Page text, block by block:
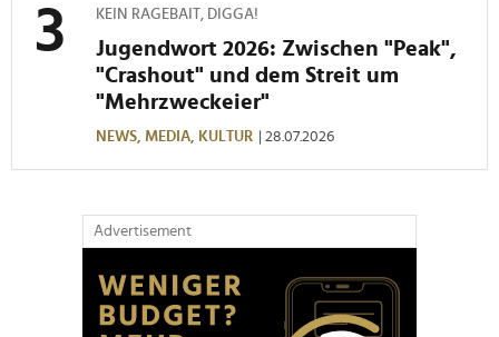
KEIN RAGEBAIT, DIGGA!
Jugendwort 2026: Zwischen "Peak",
"Crashout" und dem Streit um
"Mehrzweckeier"
NEWS, MEDIA, KULTUR | 28.07.2026
Advertisement